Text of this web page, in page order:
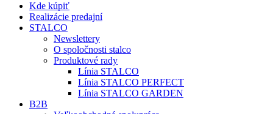
Kde kúpiť
Realizácie predajní
STALCO
Newslettery
O spoločnosti stalco
Produktové rady
Línia STALCO
Línia STALCO PERFECT
Línia STALCO GARDEN
B2B